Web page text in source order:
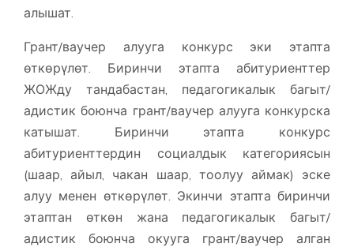
алышат.
Грант/ваучер алууга конкурс эки этапта
өткөрүлөт. Биринчи этапта абитуриенттер
ЖОЖду тандабастан, педагогикалык багыт/
адистик боюнча грант/ваучер алууга конкурска
катышат. Биринчи этапта конкурс
абитуриенттердин социалдык категориясын
(шаар, айыл, чакан шаар, тоолуу аймак) эске
алуу менен өткөрүлөт. Экинчи этапта биринчи
этаптан өткөн жана педагогикалык багыт/
адистик боюнча окууга грант/ваучер алган